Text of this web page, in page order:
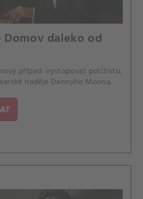
Domov daleko od
případ: vystopovat potížistu,
naděje Dannyho Moona.